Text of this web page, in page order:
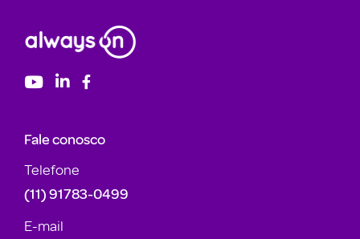
Fale conosco
Telefone
(11) 91783-0499
E-mail